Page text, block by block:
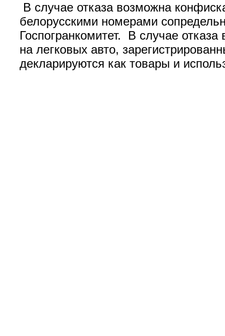
В случае отказа возможна
белорусскими номерами
Госпогранкомитет. В случае
на легковых авто,
декларируются как товары и